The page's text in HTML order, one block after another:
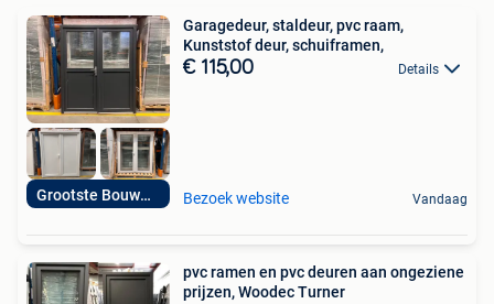
Grootste Bouwmarkt
Garagedeur, staldeur, pvc raam,
Kunststof deur, schuiframen,
€ 115,00 Details
Bezoek website Vandaag
pvc ramen en pvc deuren aan ongeziene
prijzen, Woodec Turner